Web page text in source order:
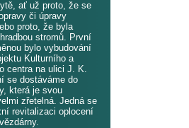
ať už proto, že se
či úpravy
proto, že byla
stromů. První
bylo vybudování
Kulturního a
centra na ulici J. K.
se dostáváme do
která je svou
zřetelná. Jedná se
revitalizaci oplocení